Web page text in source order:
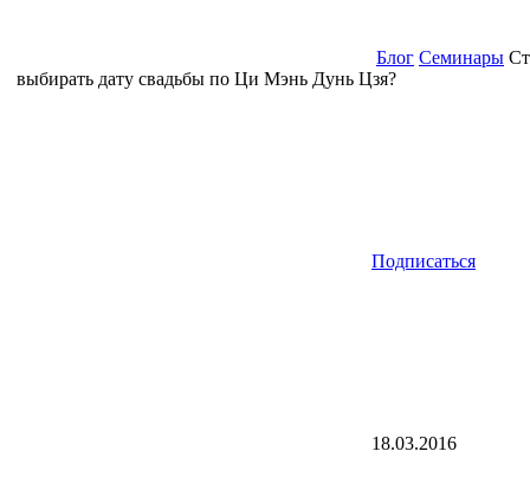
Блог Семинары
выбирать дату свадьбы по Ци Мэнь Дунь Цзя?
Подписаться
18.03.2016